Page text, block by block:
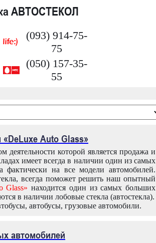
АВТОСТЕКОЛ
(093) 914-75-
75
(050) 157-35-
55
Auto Glass»
которой является продажа и
имеет всегда в наличии один из самых
фактически на все модели автомобилей.
всегда поможет решить наш опытный
Glass» находится один из самых больших
в наличии лобовые стекла (автостекла).
автобусы, грузовые автомобили.
автомобилей